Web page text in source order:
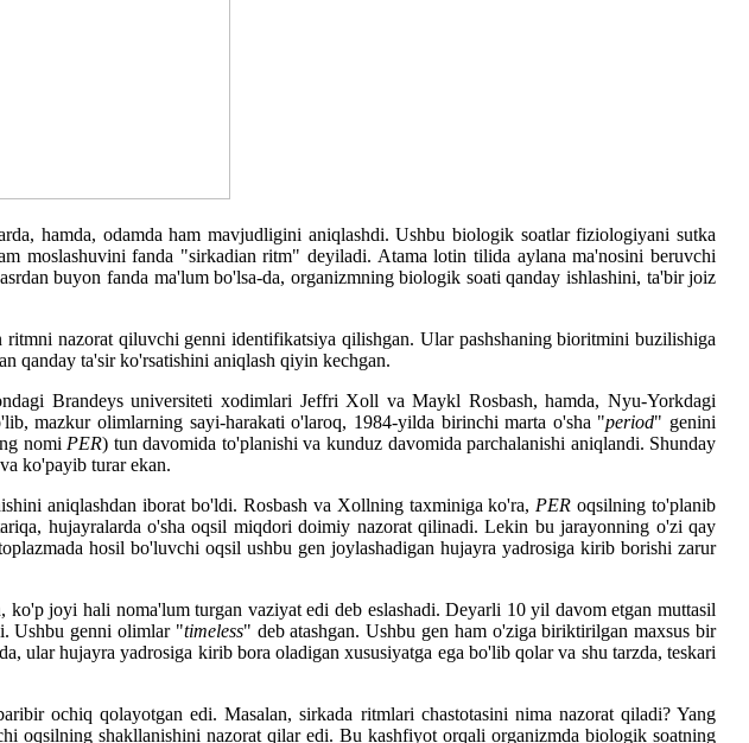
hamda, odamda ham mavjudligini aniqlashdi. Ushbu biologik soatlar fiziologiyani sutka
moslashuvini fanda "sirkadian ritm" deyiladi. Atama lotin tilida aylana ma'nosini beruvchi
buyon fanda ma'lum bo'lsa-da, organizmning biologik soati qanday ishlashini, ta'bir joiz
nazorat qiluvchi genni identifikatsiya qilishgan. Ular pashshaning bioritmini buzilishiga
qanday ta'sir ko'rsatishini aniqlash qiyin kechgan.
Brandeys universiteti xodimlari Jeffri Xoll va Maykl Rosbash, hamda, Nyu-Yorkdagi
mazkur olimlarning sayi-harakati o'laroq, 1984-yilda birinchi marta o'sha "period" genini
nomiPER) tun davomida to'planishi va kunduz davomida parchalanishi aniqlandi. Shunday
ko'payib turar ekan.
aniqlashdan iborat bo'ldi. Rosbash va Xollning taxminiga ko'ra,PER oqsilning to'planib
hujayralarda o'sha oqsil miqdori doimiy nazorat qilinadi. Lekin bu jarayonning o'zi qay
hosil bo'luvchi oqsil ushbu gen joylashadigan hujayra yadrosiga kirib borishi zarur
joyi hali noma'lum turgan vaziyat edi deb eslashadi. Deyarli 10 yil davom etgan muttasil
Ushbu genni olimlar "timeless" deb atashgan. Ushbu gen ham o'ziga biriktirilgan maxsus bir
ular hujayra yadrosiga kirib bora oladigan xususiyatga ega bo'lib qolar va shu tarzda, teskari
ochiq qolayotgan edi. Masalan, sirkada ritmlari chastotasini nima nazorat qiladi? Yang
oqsilning shakllanishini nazorat qilar edi. Bu kashfiyot orqali organizmda biologik soatning